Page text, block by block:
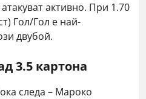
активно. При 1.70
Гол/Гол е най-
двубой.
3.5 картона
следа – Мароко